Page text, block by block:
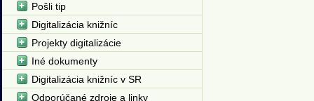
Pošli tip
Digitalizácia knižníc
Projekty digitalizácie
Iné dokumenty
Digitalizácia knižníc v SR
Odporúčané zdroje a linky